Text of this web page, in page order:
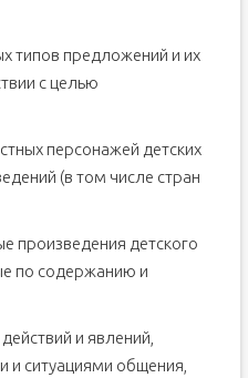
типов предложений и их
с целью
персонажей детских
(в том числе стран
произведения детского
по содержанию и
и явлений,
и ситуациями общения,